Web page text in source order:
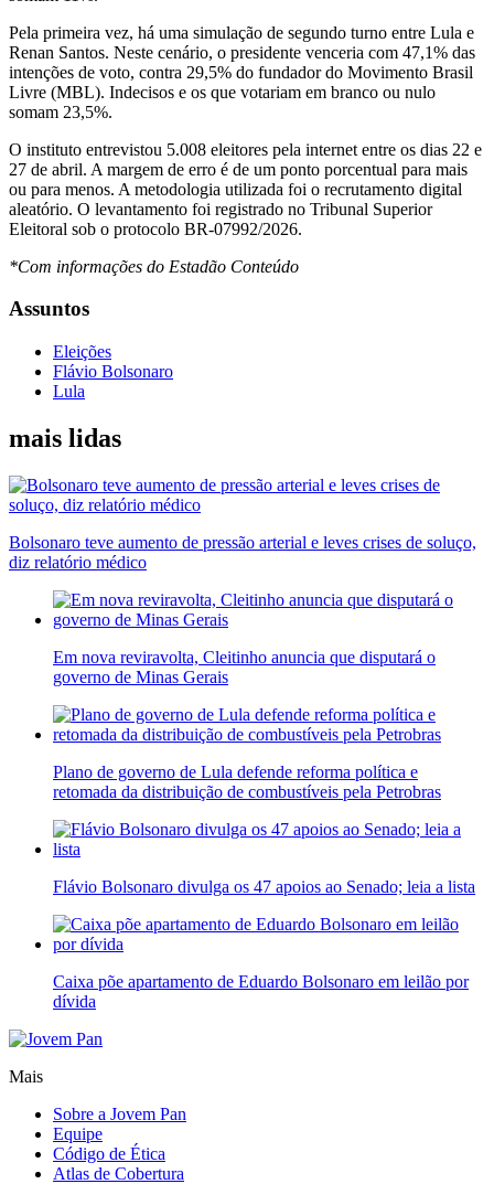
Pela primeira vez, há uma simulação de segundo turno entre Lula e
Renan Santos. Neste cenário, o presidente venceria com 47,1% das
intenções de voto, contra 29,5% do fundador do Movimento Brasil
Livre (MBL). Indecisos e os que votariam em branco ou nulo
somam 23,5%.
O instituto entrevistou 5.008 eleitores pela internet entre os dias 22 e
27 de abril. A margem de erro é de um ponto porcentual para mais
ou para menos. A metodologia utilizada foi o recrutamento digital
aleatório. O levantamento foi registrado no Tribunal Superior
Eleitoral sob o protocolo BR-07992/2026.
*Com informações do Estadão Conteúdo
Assuntos
Eleições
Flávio Bolsonaro
Lula
mais lidas
Bolsonaro teve aumento de pressão arterial e leves crises de soluço,
diz relatório médico
Em nova reviravolta, Cleitinho anuncia que disputará o
governo de Minas Gerais
Plano de governo de Lula defende reforma política e
retomada da distribuição de combustíveis pela Petrobras
Flávio Bolsonaro divulga os 47 apoios ao Senado; leia a lista
Caixa põe apartamento de Eduardo Bolsonaro em leilão por
dívida
Mais
Sobre a Jovem Pan
Equipe
Código de Ética
Atlas de Cobertura